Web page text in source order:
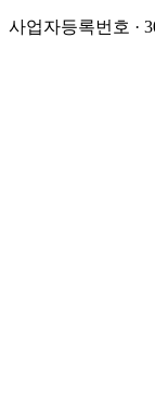
사업자등록번호 ·